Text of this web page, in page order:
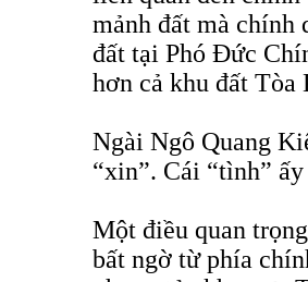
mảnh đất mà chính
đất tại Phó Đức
hơn cả khu đất Tòa
Ngài Ngô Quang
“xin”. Cái “tình”
Một điều quan
bất ngờ từ phía